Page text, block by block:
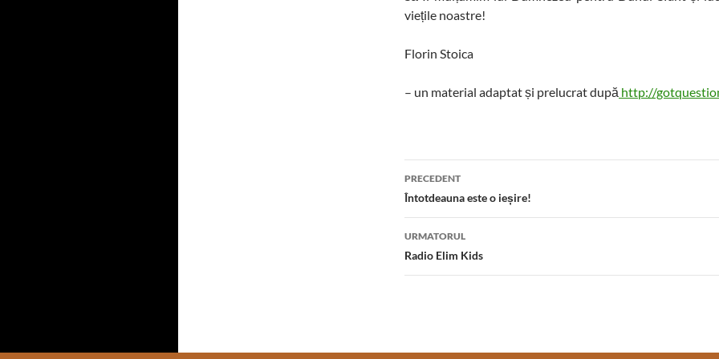
viețile noastre!
Florin Stoica
– un material adaptat și prelucrat după http://
Post
navigation
PRECEDENT
Întotdeauna este o ieșire!
URMATORUL
Radio Elim Kids